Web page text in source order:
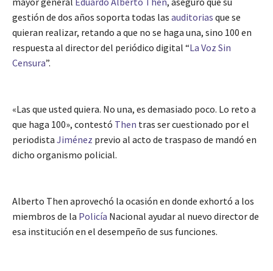
gestión de dos años soporta todas las auditorias que se
quieran realizar, retando a que no se haga una, sino 100 en
respuesta al director del periódico digital “La Voz Sin
Censura”.
«Las que usted quiera. No una, es demasiado poco. Lo reto a
que haga 100», contestó Then tras ser cuestionado por el
periodista Jiménez previo al acto de traspaso de mandó en
dicho organismo policial.
Alberto Then aprovechó la ocasión en donde exhortó a los
miembros de la Policía Nacional ayudar al nuevo director de
esa institución en el desempeño de sus funciones.